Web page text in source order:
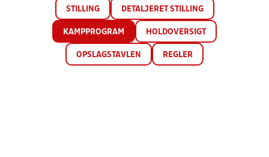
STILLING DETALJERET STILLING
KAMPPROGRAM HOLDOVERSIGT
OPSLAGSTAVLEN REGLER